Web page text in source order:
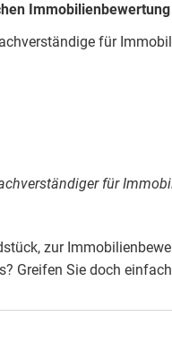
für
für
zur
Greifen Sie doch